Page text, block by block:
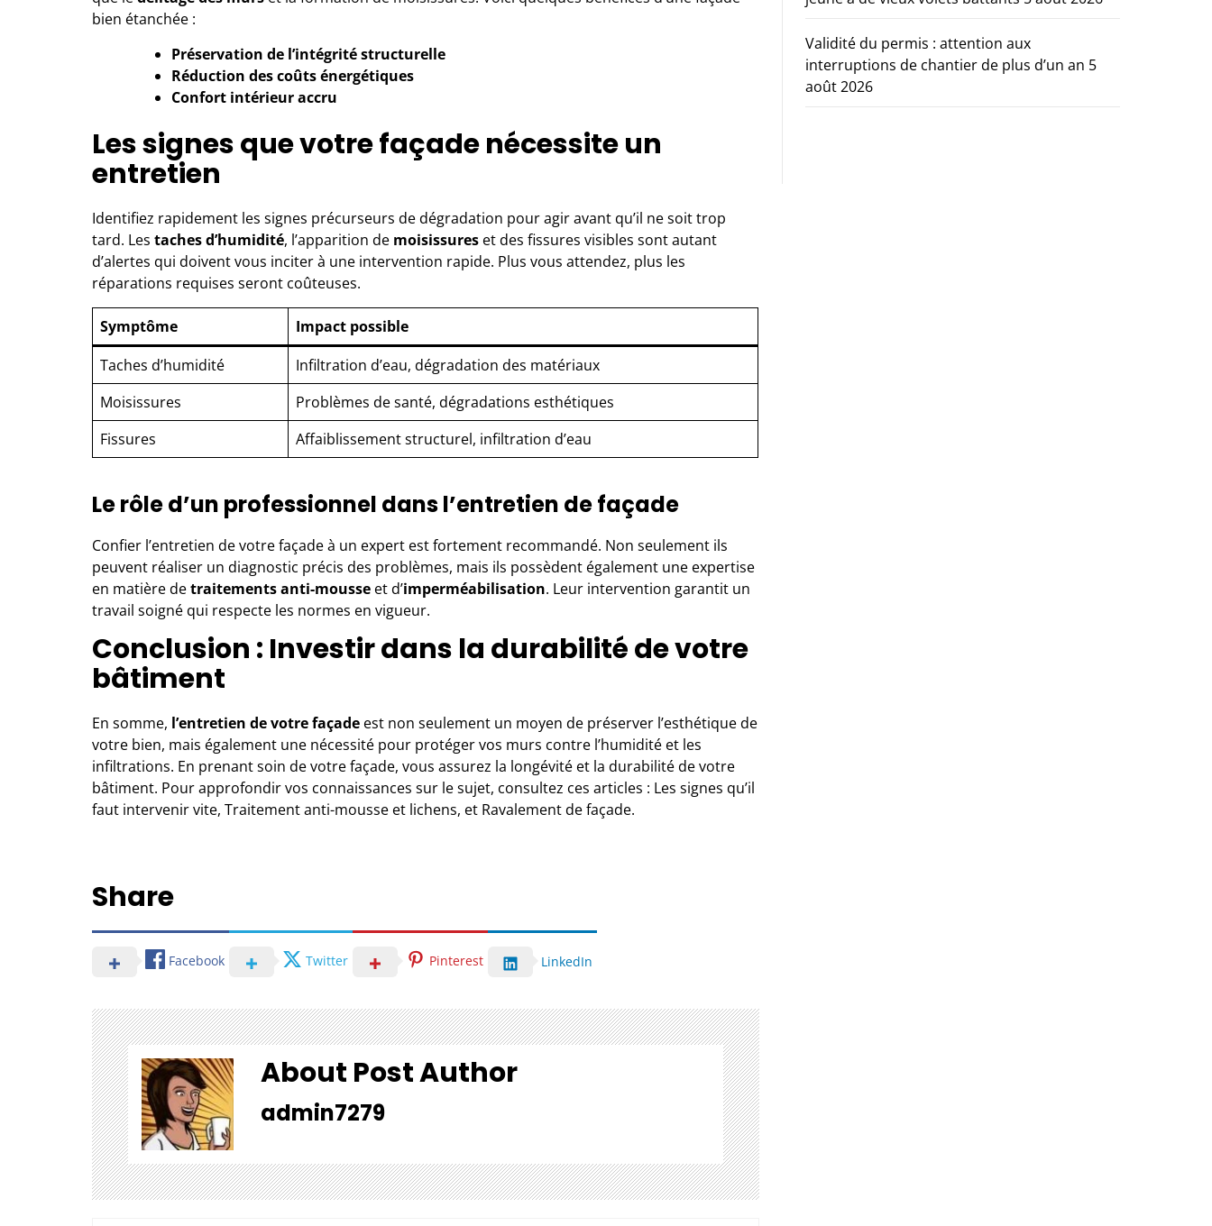
bien étanchée :
Préservation de l’intégrité structurelle
Réduction des coûts énergétiques
Confort intérieur accru
Les signes que votre façade nécessite un
entretien
Identifiez rapidement les signes précurseurs de dégradation pour agir avant qu’il ne soit trop
tard. Les taches d’humidité, l’apparition de moisissures et des fissures visibles sont autant
d’alertes qui doivent vous inciter à une intervention rapide. Plus vous attendez, plus les
réparations requises seront coûteuses.
Symptôme
Impact possible
Taches d’humidité
Infiltration d’eau, dégradation des matériaux
Moisissures
Problèmes de santé, dégradations esthétiques
Fissures
Affaiblissement structurel, infiltration d’eau
Le rôle d’un professionnel dans l’entretien de façade
Confier l’entretien de votre façade à un expert est fortement recommandé. Non seulement ils
peuvent réaliser un diagnostic précis des problèmes, mais ils possèdent également une expertise
en matière detraitements anti-mousse et d’imperméabilisation. Leur intervention garantit un
travail soigné qui respecte les normes en vigueur.
Conclusion : Investir dans la durabilité de votre
bâtiment
En somme, l’entretien de votre façade est non seulement un moyen de préserver l’esthétique de
votre bien, mais également une nécessité pour protéger vos murs contre l’humidité et les
infiltrations. En prenant soin de votre façade, vous assurez la longévité et la durabilité de votre
bâtiment. Pour approfondir vos connaissances sur le sujet, consultez ces articles : Les signes qu’il
faut intervenir vite, Traitement anti-mousse et lichens, et Ravalement de façade.
Share
Facebook Twitter Pinterest LinkedIn
About Post Author
admin7279
Validité du permis : attention aux
interruptions de chantier de plus d’un an 5
août 2026